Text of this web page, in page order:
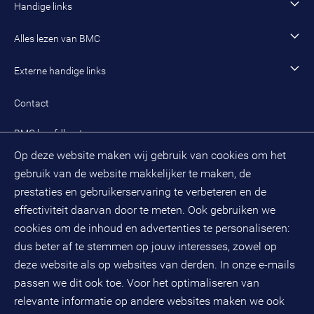
Op deze website maken wij gebruik van cookies om het
gebruik van de website makkelijker te maken, de
prestaties en gebruikerservaring te verbeteren en de
effectiviteit daarvan door te meten. Ook gebruiken we
cookies om de inhoud en advertenties te personaliseren:
dus beter af te stemmen op jouw interesses, zowel op
deze website als op websites van derden. In onze e-mails
passen we dit ook toe. Voor het optimaliseren van
relevante informatie op andere websites maken we ook
Werken als managing consultant
Ons werk
Onze cultuur en organisatie
Onze organisatie
Handige links
Algemeen contact
Inloggen mijn BMC
Meest gestelde vragen mijn BMC
Evenementen
Alles lezen van BMC
Alle artikelen
Externe handige links
Public spirit
Contact
BMC hoofdkantoor
(033) 496 52 00
Databankweg 26 D
3821 ALAmersfoort
Postbus 490
3800 AL Amersfoort
KvK-nummer: 32078667
BTW-nummer: NL808663598B01
Volg ons op social media